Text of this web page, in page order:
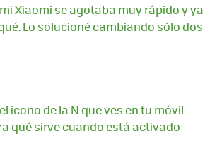
Xiaomi se agotaba muy rápido y ya
Lo solucioné cambiando sólo dos
icono de la N que ves en tu móvil
qué sirve cuando está activado